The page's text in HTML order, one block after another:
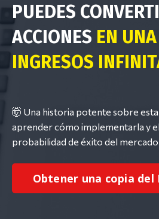
PUEDES
ACCIONES EN
INGRESOS
🤯 Una historia potente sobre esta
aprender cómo implementarla y
probabilidad de éxito del
Obtener una copia del